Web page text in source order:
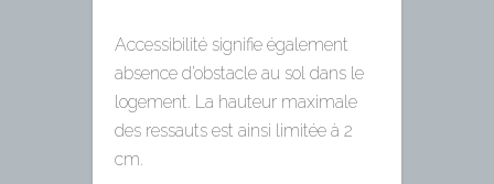
Accessibilité signifie également
absence d’obstacle au sol dans le
logement. La hauteur maximale
des ressauts est ainsi limitée à 2
cm.